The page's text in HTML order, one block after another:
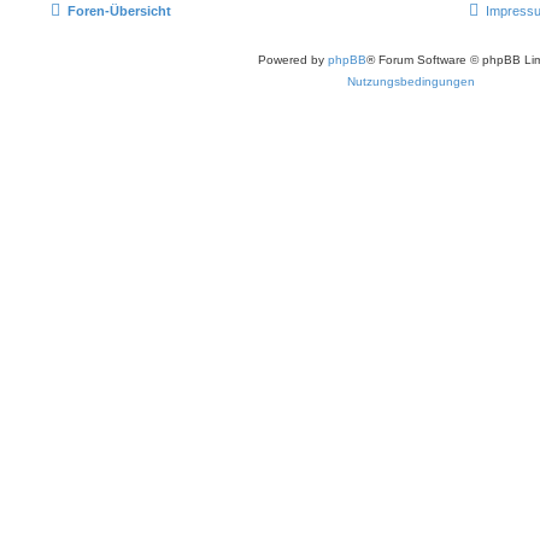
Foren-Übersicht
Powered by phpBB® Forum Software © phpBB
Nutzungsbedingungen